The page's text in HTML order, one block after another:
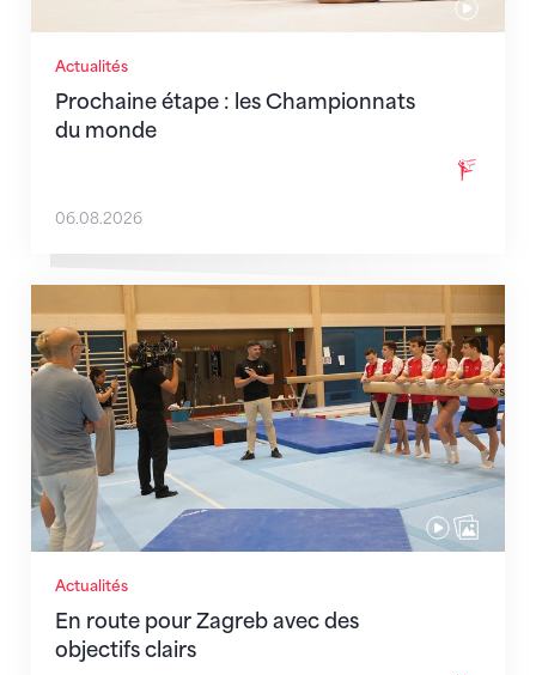
Actualités
Prochaine étape : les Championnats
du monde
06.08.2026
Actualités
En route pour Zagreb avec des
objectifs clairs
En route pour Zagreb avec des objectifs clairs